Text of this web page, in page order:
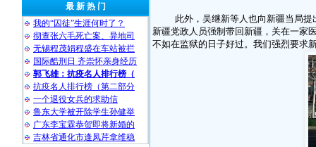
最 新 热 门
我的“囚徒”生涯何时了？
彻查张六毛死亡案、异地司
无锡程茂娟程盛在车站被拦
国际酷刑日 齐崇怀亲身经历
郭飞雄：抗疫名人排行榜（
抗疫名人排行榜（第二部分
一个退役女兵的求助信
鲁东大学被开除学生孙健举
广东李宝霖恭贺即将新婚的
吉林省通化市逢凤芹拿维稳
此外，吴继新等人也向新疆当局
新疆党政人员强制带回新疆，关在一家
不如在监狱的日子好过。我们强烈要求